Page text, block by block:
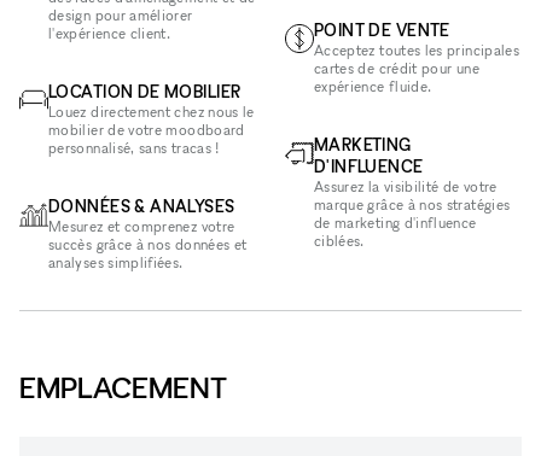
design pour améliorer
l'expérience client.
LOCATION DE MOBILIER
Louez directement chez nous le
mobilier de votre moodboard
personnalisé, sans tracas !
DONNÉES & ANALYSES
Mesurez et comprenez votre
succès grâce à nos données et
analyses simplifiées.
POINT DE VENTE
Acceptez toutes les principales
cartes de crédit pour une
expérience fluide.
MARKETING
D'INFLUENCE
Assurez la visibilité de votre
marque grâce à nos stratégies
de marketing d'influence
ciblées.
EMPLACEMENT